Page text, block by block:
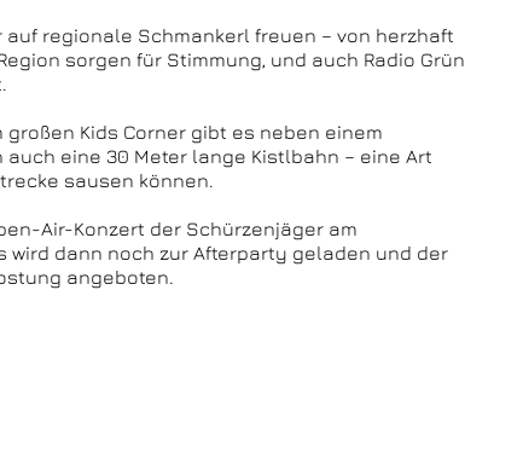
regionale Schmankerl freuen – von herzhaft
sorgen für Stimmung, und auch Radio Grün
Kids Corner gibt es neben einem
eine 30 Meter lange Kistlbahn – eine Art
sausen können.
Air-Konzert der Schürzenjäger am
wird dann noch zur Afterparty geladen und der
angeboten.